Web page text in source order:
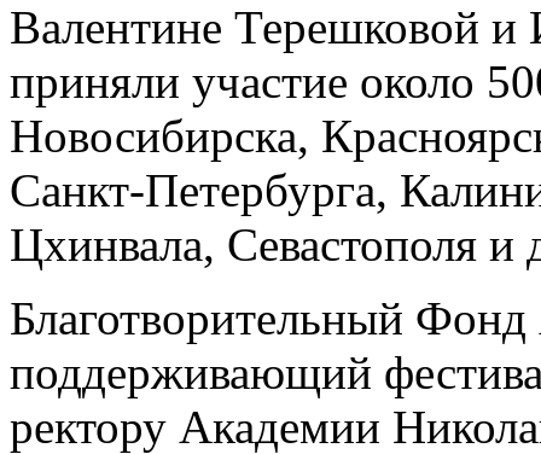
Валентине Терешковой
приняли участие около
Новосибирска,
Санкт-Петербурга,
Цхинвала, Севастополя и
Благотворительный
поддерживающий
ректору Академии